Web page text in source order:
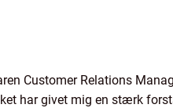
Customer Relations
har givet mig en stærk